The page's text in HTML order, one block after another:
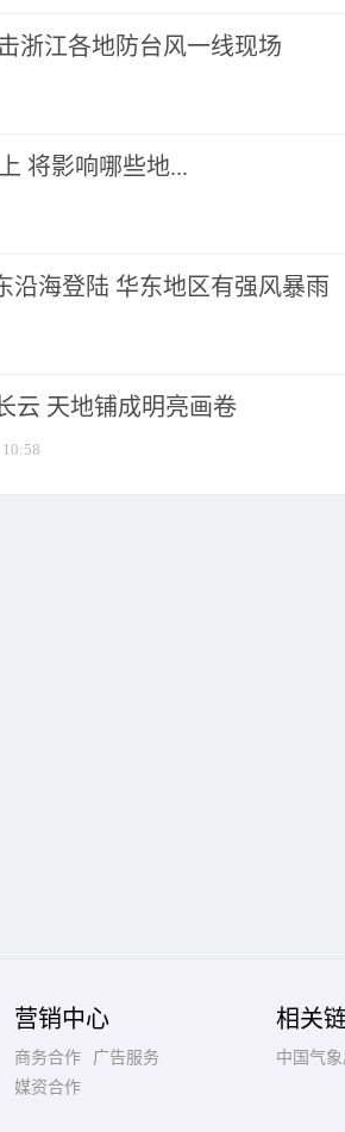
浙江各地防台风一线现场
将影响哪些地...
沿海登陆 华东地区有强风暴雨
云 天地铺成明亮画卷
10:58
营销中心
商务合作
广告服务
媒资合作
相关
中国气象